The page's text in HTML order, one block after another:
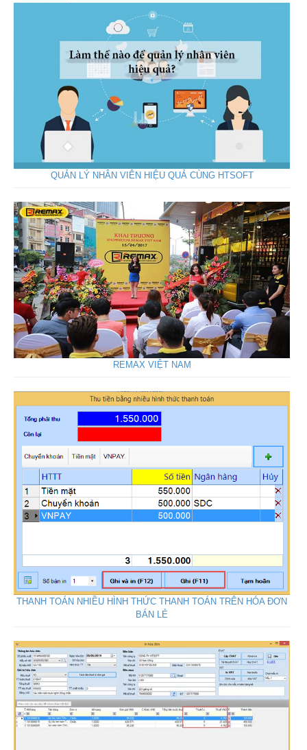
QUẢN LÝ NHÂN VIÊN HIỆU QUẢ CÙNG HTSOFT
REMAX VIỆT NAM
THANH TOÁN NHIỀU HÌNH THỨC THANH TOÁN TRÊN HÓA ĐƠN
BÁN LẺ